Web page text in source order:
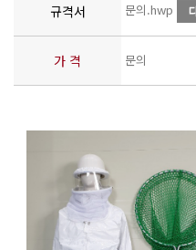
규격서 문의.hwp
가 격 문의